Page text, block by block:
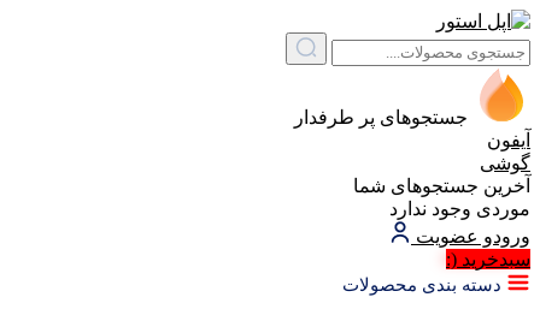
جستجوهای پر طرفدار
آیفون
گوشی
آخرین جستجوهای شما
موردی وجود ندارد
ورودو عضویت
سبد‌خرید (:
دسته بندی محصولات